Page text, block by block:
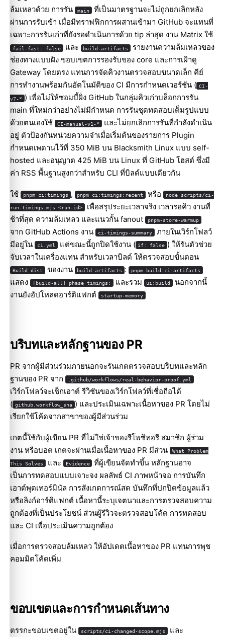
ล้มเหลวด้วย การรัน
main ที่เป็นมาตรฐานจะไม่ถูกยกเลิกหลัง
ผ่านการรับเข้า เมื่อมีทราฟฟิกการผสานเข้ามา GitHub จะแทนที่
เฉพาะการรันเก่าที่ยังรอดำเนินการด้วย tip ล่าสุด งาน Matrix ใช้
fail-fast: false และ build-artifacts
รายงานความล้มเหลวของ
ช่องทางแบบฝัง ขอบเขตการรองรับของ core และการเฝ้าดู
Gateway โดยตรง แทนการจัดคิวงานตรวจสอบขนาดเล็ก คีย์
การทำงานพร้อมกันอัตโนมัติของ CI มีการกำหนดเวอร์ชัน ( CI-
v7-* ) เพื่อไม่ให้ซอมบี้ฝั่ง GitHub ในกลุ่มคิวเก่าบล็อกการรัน
main ที่ใหม่กว่าอย่างไม่มีกำหนด การรันชุดทดสอบเต็มรูปแบบ
ด้วยตนเองใช้
CI-manual-v1-* และไม่ยกเลิกการรันที่กำลังดำเนิน
อยู่ ตัวป้องกันหน่วยความจำเมื่อเริ่มต้นของรายการ Plugin
กำหนดเพดานไว้ที่ 350 MiB บน Blacksmith Linux แบบ self-
hosted และอนุญาต 425 MiB บน Linux ที่ GitHub โฮสต์ ซึ่งมี
ค่า RSS พื้นฐานสูงกว่าสำหรับ CLI ที่บิลด์แบบเดียวกัน
ใช้ pnpm ci:timings , pnpm ci:timings:recent หรือ node scripts/ci-
run-timings.mjs <run-id> เพื่อสรุประยะเวลาจริง เวลารอคิว งานที่
ช้าที่สุด ความล้มเหลว และแนวกั้น fanout
pnpm-store-warmup
จาก GitHub Actions งาน ci-timings-summary ภายในเวิร์กโฟลว์
มีอยู่ใน
ci.yml แต่ขณะนี้ถูกปิดใช้งาน ( if: false ) ให้รันตัวช่วย
จับเวลาในเครื่องแทน สำหรับเวลาบิลด์ ให้ตรวจสอบขั้นตอน
Build dist ของงาน build-artifacts : pnpm build:ci-artifacts
แสดง [build-all] phase timings: และรวม ui:build
นอกจากนี้
งานยังอัปโหลดอาร์ติแฟกต์
startup-memory
บริบทและหลักฐานของ PR
PR จากผู้มีส่วนร่วมภายนอกจะรันเกตตรวจสอบบริบทและหลัก
ฐานของ PR จาก
.github/workflows/real-behavior-proof.yml
เวิร์กโฟลว์จะเช็กเอาต์ รีวิชันของเวิร์กโฟลว์ที่เชื่อถือได้
( github.workflow_sha ) และประเมินเฉพาะเนื้อหาของ PR โดยไม่
เรียกใช้โค้ดจากสาขาของผู้มีส่วนร่วม
เกตนี้ใช้กับผู้เขียน PR ที่ไม่ใช่เจ้าของรีโพซิทอรี สมาชิก ผู้ร่วม
งาน หรือบอต เกตจะผ่านเมื่อเนื้อหาของ PR มีส่วน
What Problem
This Solves และ Evidence
ที่ผู้เขียนจัดทำขึ้น หลักฐานอาจ
เป็นการทดสอบแบบเจาะจง ผลลัพธ์ CI ภาพหน้าจอ การบันทึก
เอาต์พุตเทอร์มินัล การสังเกตการณ์สด บันทึกที่ปกปิดข้อมูลแล้ว
หรือลิงก์อาร์ติแฟกต์ เนื้อหานี้ระบุเจตนาและการตรวจสอบความ
ถูกต้องที่เป็นประโยชน์ ส่วนผู้รีวิวจะตรวจสอบโค้ด การทดสอบ
และ CI เพื่อประเมินความถูกต้อง
เมื่อการตรวจสอบล้มเหลว ให้อัปเดตเนื้อหาของ PR แทนการพุช
คอมมิตโค้ดเพิ่ม
ขอบเขตและการกำหนดเส้นทาง
ตรรกะขอบเขตอยู่ใน scripts/ci-changed-scope.mjs และ